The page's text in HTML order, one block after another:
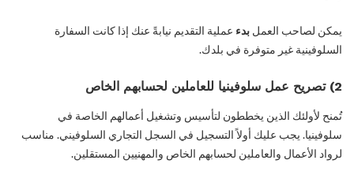
يمكن لصاحب العمل بدء عملية التقديم نيابةً عنك إذا كانت السفارة
السلوفينية غير متوفرة في بلدك.
2) تصريح عمل سلوفينيا للعاملين لحسابهم الخاص
تُمنح لأولئك الذين يخططون لتأسيس وتشغيل أعمالهم الخاصة في
سلوفينيا. يجب عليك أولاً التسجيل في السجل التجاري السلوفيني. مناسب
لرواد الأعمال والعاملين لحسابهم الخاص والمهنيين المستقلين.